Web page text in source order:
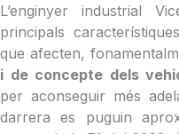
L’enginyer industrial
principals
que afecten,
i de concepte dels
per aconseguir més
darrera es puguin